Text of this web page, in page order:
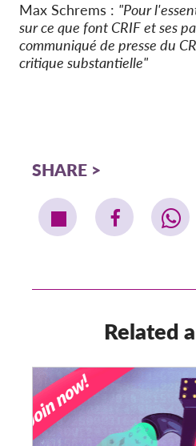
Max Schrems : "Pour
sur ce que font CRIF et ses
communiqué de presse du
critique substantielle"
SHARE
Related